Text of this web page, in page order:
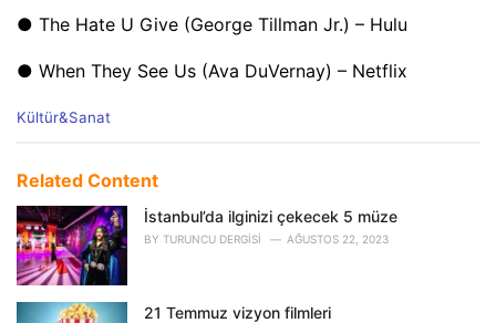
● The Hate U Give (George Tillman Jr.) – Hulu
● When They See Us (Ava DuVernay) – Netflix
C
e
o
r
i
e
Kültür&Sanat
Related Content
İstanbul’da ilginizi çekecek 5 müze
BY TURUNCU DERGISI AĞUSTOS 22, 2023
21 Temmuz vizyon filmleri